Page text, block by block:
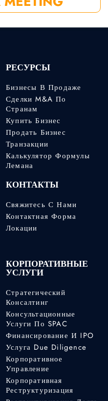
РЕСУРСЫ
Бизнесы В Продаже
Сделки M&A По
Странам
Купить Бизнес
Продать Бизнес
Транзакции
Калькулятор Формулы
Лемана
КОНТАКТЫ
Свяжитесь С Нами
Контактная Форма
Локации
КОРПОРАТИВНЫЕ
УСЛУГИ
Стратегический
Консалтинг
Консультационные
Услуги По SPAC
Финансирование И IPO
Услуга Due Diligence
Корпоративное
Управление
Корпоративная
Реструктуризация